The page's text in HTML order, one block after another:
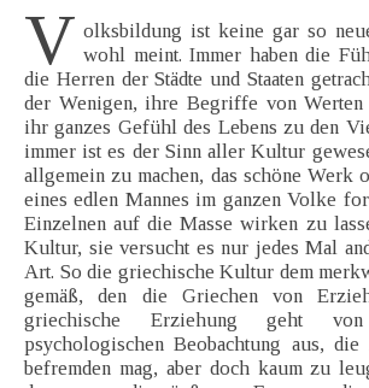
V olksbildung ist keine gar so
wohl meint. Immer haben die
die Herren der Städte und Staaten
der Wenigen, ihre Begriffe von Werten
ihr ganzes Gefühl des Lebens zu den
immer ist es der Sinn aller Kultur
allgemein zu machen, das schöne Werk
eines edlen Mannes im ganzen Volke
Einzelnen auf die Masse wirken zu
Kultur, sie versucht es nur jedes Mal
Art. So die griechische Kultur dem
gemäß, den die Griechen von
griechische Erziehung geht
psychologischen Beobachtung aus,
befremden mag, aber doch kaum zu